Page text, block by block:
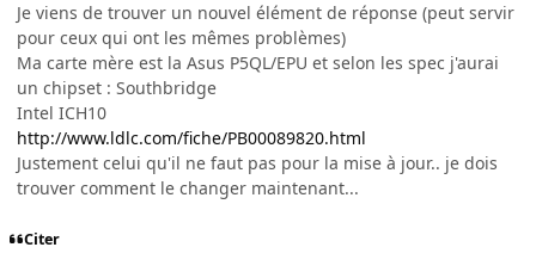
Je viens de trouver un nouvel élément de réponse (peut servir
pour ceux qui ont les mêmes problèmes)
Ma carte mère est la Asus P5QL/EPU et selon les spec j'aurai
un chipset : Southbridge
Intel ICH10
http://www.ldlc.com/fiche/PB00089820.html
Justement celui qu'il ne faut pas pour la mise à jour.. je dois
trouver comment le changer maintenant...
Citer